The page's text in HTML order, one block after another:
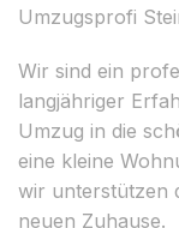
Umzugsprofi
Wir sind ein
langjähriger
Umzug in die
eine kleine
wir unterstützen
neuen Zuhause.